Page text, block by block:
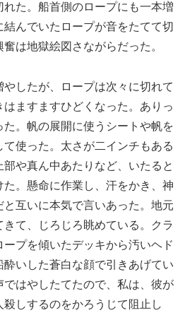
た。船首側のロープにも一本増
結んでいたロープが音をたてて切
は地獄絵図さながらだった。
したが、ロープは次々に切れて
ますますひどくなった。ありっ
。帆の展開に使うシートや帆を
使った。太さが二インチもある
や真ん中あたりなど、いたると
。懸命に作業し、汗をかき、神
互いに本気で言いあった。地元
て、じろじろ眺めている。クラ
プを傾いたデッキから汚いヘド
酔いした蒼白な顔で引きあげてい
ではやしたてたので、私は、彼が
しするのをかろうじて阻止し